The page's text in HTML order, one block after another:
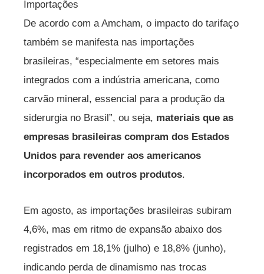
Importações
De acordo com a Amcham, o impacto do tarifaço
também se manifesta nas importações
brasileiras, “especialmente em setores mais
integrados com a indústria americana, como
carvão mineral, essencial para a produção da
siderurgia no Brasil”, ou seja, materiais que as
empresas brasileiras compram dos Estados
Unidos para revender aos americanos
incorporados em outros produtos.
Em agosto, as importações brasileiras subiram
4,6%, mas em ritmo de expansão abaixo dos
registrados em 18,1% (julho) e 18,8% (junho),
indicando perda de dinamismo nas trocas